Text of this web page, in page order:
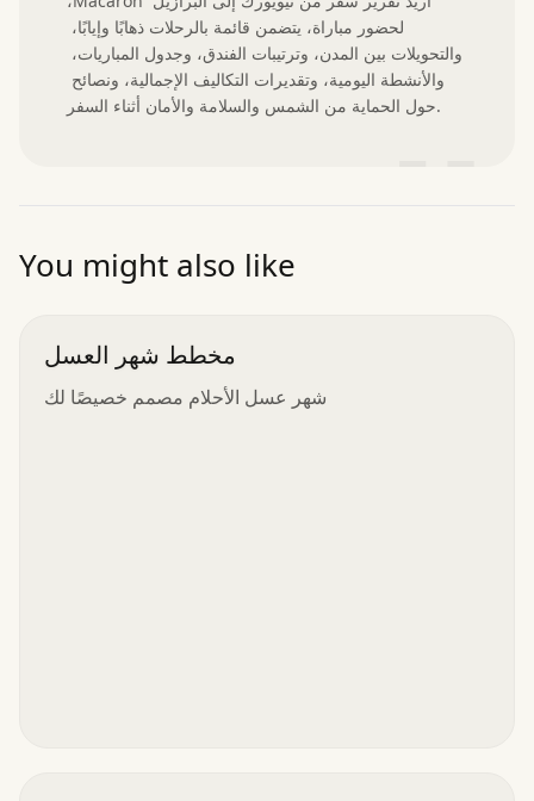
حول الحماية من الشمس والسلامة والأمان أثناء السفر.
You might also like
مخطط شهر العسل
شهر عسل الأحلام مصمم خصيصًا لك